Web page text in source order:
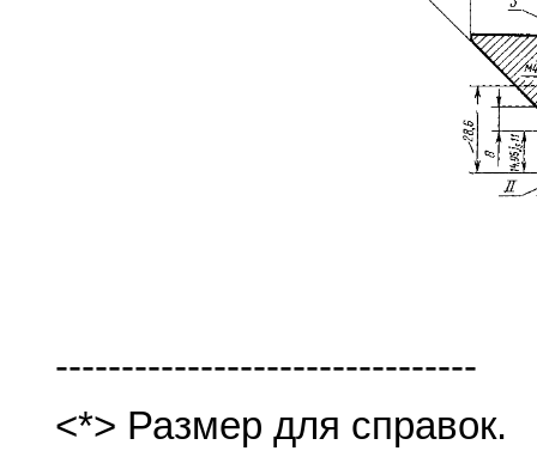
--------------------------------
<*> Размер для справок.